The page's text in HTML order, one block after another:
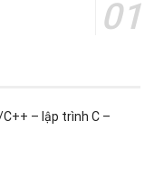
– lập trình C –